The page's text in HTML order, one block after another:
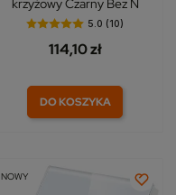
krzyżowy Czarny Bez N
5.0 (10)
114,10 zł
DO KOSZYKA
NOWY